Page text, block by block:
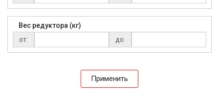
Вес редуктора (кг)
от:
до:
Применить